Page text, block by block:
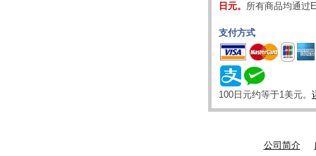
日元。 所有商品均通过
支付方式
100日元约等于1美元。
公司简介